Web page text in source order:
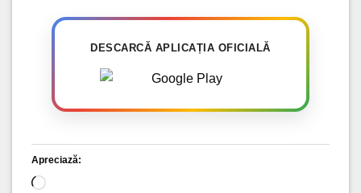
DESCARCĂ APLICAȚIA OFICIALĂ
Apreciază:
Încarc...